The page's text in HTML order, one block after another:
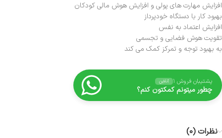
افزایش مهارت های پولی و افزایش هوش مالی کودکان
بهبود کار با دستگاه خودپرداز
افزایش اعتماد به نفس
تقویت هوش فضایی و تجسمی
به بهبود توجه و تمرکز کمک می کند
پشتیبان فروش ۱ آنلاین
چطور میتونم کمکتون کنم؟
نظرات (0)